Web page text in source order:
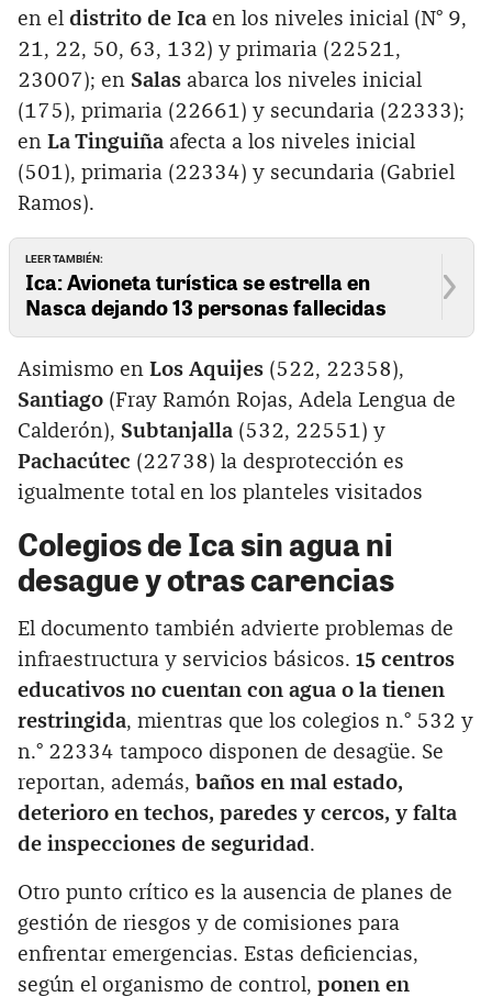
en el distrito de Ica en los niveles inicial (N° 9,
21, 22, 50, 63, 132) y primaria (22521,
23007); en Salas abarca los niveles inicial
(175), primaria (22661) y secundaria (22333);
en La Tinguiña afecta a los niveles inicial
(501), primaria (22334) y secundaria (Gabriel
Ramos).
LEER TAMBIÉN:
Ica: Avioneta turística se estrella en
Nasca dejando 13 personas fallecidas
Asimismo en Los Aquijes (522, 22358),
Santiago (Fray Ramón Rojas, Adela Lengua de
Calderón), Subtanjalla (532, 22551) y
Pachacútec (22738) la desprotección es
igualmente total en los planteles visitados
Colegios de Ica sin agua ni
desague y otras carencias
El documento también advierte problemas de
infraestructura y servicios básicos. 15 centros
educativos no cuentan con agua o la tienen
restringida, mientras que los colegios n.° 532 y
n.° 22334 tampoco disponen de desagüe. Se
reportan, además, baños en mal estado,
deterioro en techos, paredes y cercos, y falta
de inspecciones de seguridad.
Otro punto crítico es la ausencia de planes de
gestión de riesgos y de comisiones para
enfrentar emergencias. Estas deficiencias,
según el organismo de control, ponen en